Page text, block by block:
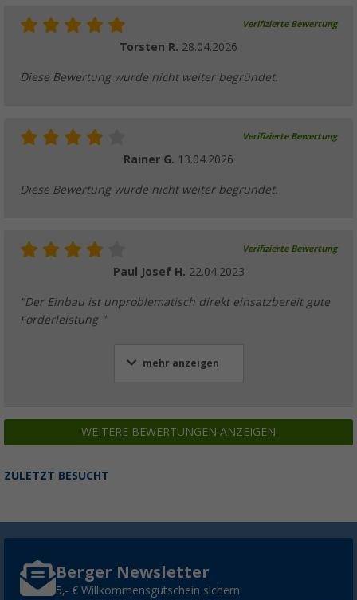
Verifizierte Bewertung
Torsten R. 28.04.2026
Diese Bewertung wurde nicht weiter begründet.
Verifizierte Bewertung
Rainer G. 13.04.2026
Diese Bewertung wurde nicht weiter begründet.
Verifizierte Bewertung
Paul Josef H. 22.04.2023
"Der Einbau ist unproblematisch direkt einsatzbereit gute
Förderleistung "
mehr anzeigen
WEITERE BEWERTUNGEN ANZEIGEN
ZULETZT BESUCHT
Berger Newsletter
5,- € Willkommensgutschein sichern